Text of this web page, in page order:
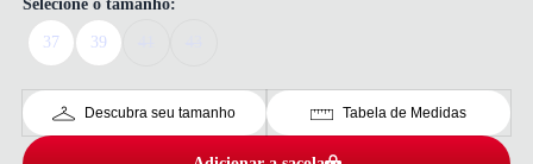
Selecione o tamanho:
37 39
Descubra seu tamanho Tabela de Medidas